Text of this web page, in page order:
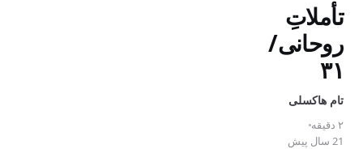
تأملاتِ
روحانی‌/
۳۱
تام‌ هاکسلی
۲ دقیقه
21 سال پیش